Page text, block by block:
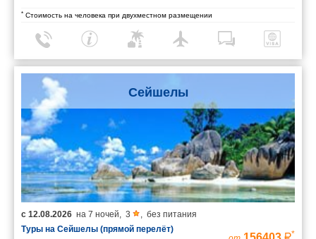
* Стоимость на человека при двухместном размещении
Сейшелы
с 12.08.2026 на 7 ночей 3
без питания
Туры на Сейшелы (прямой перелёт)
*